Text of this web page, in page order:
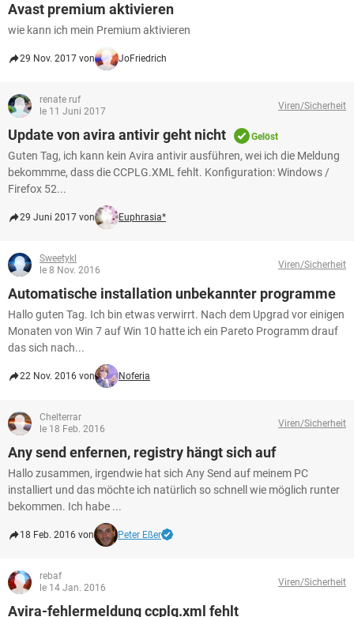
Avast premium aktivieren
wie kann ich mein Premium aktivieren
29 Nov. 2017 von JoFriedrich
renate ruf
le 11 Juni 2017
Viren/Sicherheit
Update von avira antivir geht nicht Gelöst
Guten Tag, ich kann kein Avira antivir ausführen, wei ich die Meldung
bekommme, dass die CCPLG.XML fehlt. Konfiguration: Windows /
Firefox 52...
29 Juni 2017 von Euphrasia*
Sweetykl
le 8 Nov. 2016
Viren/Sicherheit
Automatische installation unbekannter programme
Hallo guten Tag. Ich bin etwas verwirrt. Nach dem Upgrad vor einigen
Monaten von Win 7 auf Win 10 hatte ich ein Pareto Programm drauf
das sich nach...
22 Nov. 2016 von Noferia
Chelterrar
le 18 Feb. 2016
Viren/Sicherheit
Any send enfernen, registry hängt sich auf
Hallo zusammen, irgendwie hat sich Any Send auf meinem PC
installiert und das möchte ich natürlich so schnell wie möglich runter
bekommen. Ich habe ...
18 Feb. 2016 von Peter Eßer
rebaf
le 14 Jan. 2016
Viren/Sicherheit
Avira-fehlermeldung ccplg.xml fehlt